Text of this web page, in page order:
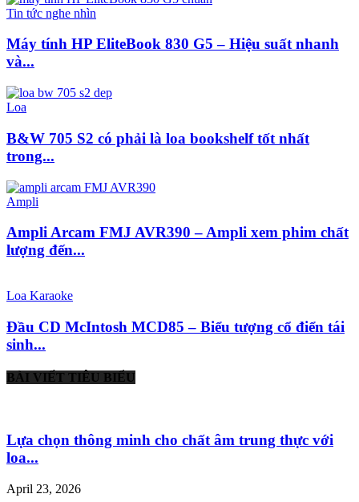
Tin tức nghe nhìn
Máy tính HP EliteBook 830 G5 – Hiệu suất nhanh
và...
Loa
B&W 705 S2 có phải là loa bookshelf tốt nhất
trong...
Ampli
Ampli Arcam FMJ AVR390 – Ampli xem phim chất
lượng đến...
Loa Karaoke
Đầu CD McIntosh MCD85 – Biểu tượng cổ điển tái
sinh...
BÀI VIẾT TIÊU BIỂU
Lựa chọn thông minh cho chất âm trung thực với
loa...
April 23, 2026